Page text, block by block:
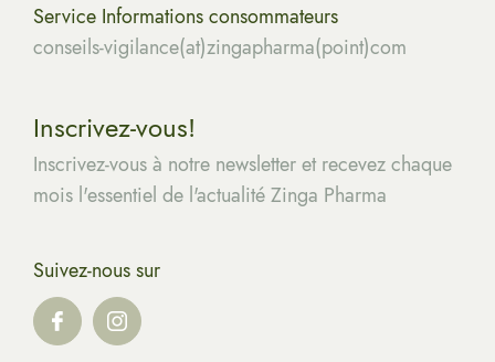
Service Informations consommateurs
conseils-vigilance(at)zingapharma(point)com
Inscrivez-vous!
Inscrivez-vous à notre newsletter et recevez chaque
mois l'essentiel de l'actualité Zinga Pharma
Suivez-nous sur